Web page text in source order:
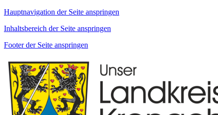
Hauptnavigation der Seite anspringen
Inhaltsbereich der Seite anspringen
Footer der Seite anspringen